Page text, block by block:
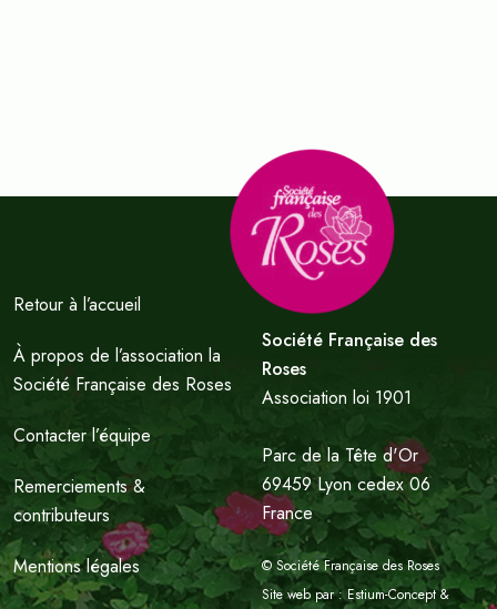
Retour à l’accueil
À propos de l’association la
Société Française des Roses
Contacter l’équipe
Remerciements &
contributeurs
Mentions légales
Société Française des
Roses
Association loi 1901
Parc de la Tête d'Or
69459 Lyon cedex 06
France
© Société Française des Roses
Site web par :Estium-Concept&